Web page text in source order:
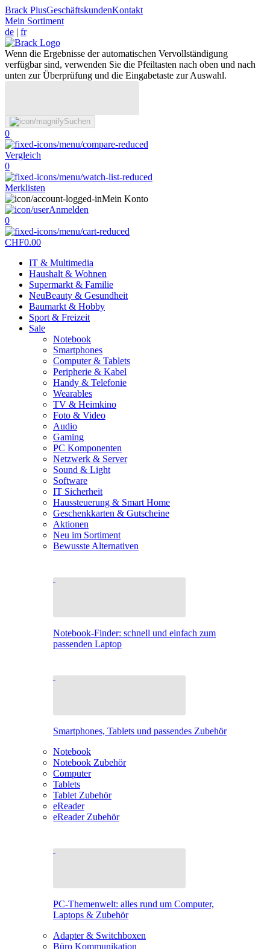
Brack PlusGeschäftskundenKontakt
Mein Sortiment
de | fr
Wenn die Ergebnisse der automatischen Vervollständigung
verfügbar sind, verwenden Sie die Pfeiltasten nach oben und nach
unten zur Überprüfung und die Eingabetaste zur Auswahl.
Suchen
0
Vergleich
0
Merklisten
Mein Konto
Anmelden
0
CHF0.00
IT & Multimedia
Haushalt & Wohnen
Supermarkt & Familie
NeuBeauty & Gesundheit
Baumarkt & Hobby
Sport & Freizeit
Sale
Notebook
Smartphones
Computer & Tablets
Peripherie & Kabel
Handy & Telefonie
Wearables
TV & Heimkino
Foto & Video
Audio
Gaming
PC Komponenten
Netzwerk & Server
Sound & Light
Software
IT Sicherheit
Haussteuerung & Smart Home
Geschenkkarten & Gutscheine
Aktionen
Neu im Sortiment
Bewusste Alternativen
Notebook-Finder: schnell und einfach zum
passenden Laptop
Smartphones, Tablets und passendes Zubehör
Notebook
Notebook Zubehör
Computer
Tablets
Tablet Zubehör
eReader
eReader Zubehör
PC-Themenwelt: alles rund um Computer,
Laptops & Zubehör
Adapter & Switchboxen
Büro Kommunikation